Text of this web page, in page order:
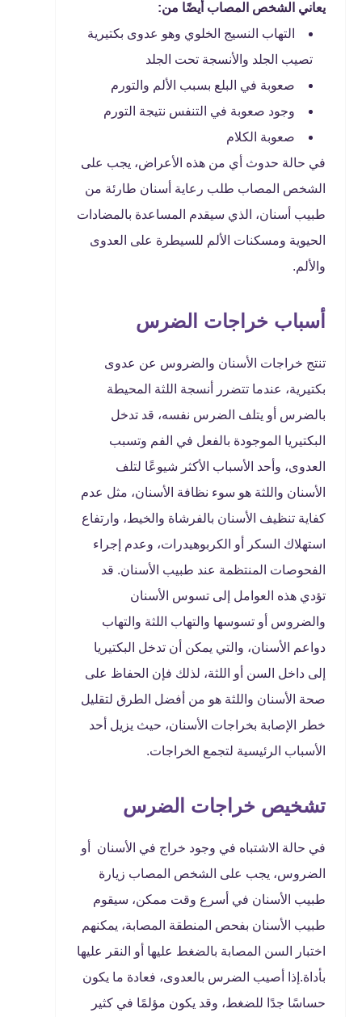
يعاني الشخص المصاب أيضًا من:
التهاب النسيج الخلوي وهو عدوى بكتيرية
تصيب الجلد والأنسجة تحت الجلد
صعوبة في البلع بسبب الألم والتورم
وجود صعوبة في التنفس نتيجة التورم
صعوبة الكلام
في حالة حدوث أي من هذه الأعراض، يجب على
الشخص المصاب طلب رعاية أسنان طارئة من
طبيب أسنان، الذي سيقدم المساعدة بالمضادات
الحيوية ومسكنات الألم للسيطرة على العدوى
والألم.
أسباب خراجات الضرس
تنتج خراجات الأسنان والضروس عن عدوى
بكتيرية، عندما تتضرر أنسجة اللثة المحيطة
بالضرس أو يتلف الضرس نفسه، قد تدخل
البكتيريا الموجودة بالفعل في الفم وتسبب
العدوى، وأحد الأسباب الأكثر شيوعًا لتلف
الأسنان واللثة هو سوء نظافة الأسنان، مثل عدم
كفاية تنظيف الأسنان بالفرشاة والخيط، وارتفاع
استهلاك السكر أو الكربوهيدرات، وعدم إجراء
الفحوصات المنتظمة عند طبيب الأسنان. قد
تؤدي هذه العوامل إلى تسوس الأسنان
والضروس أو تسوسها والتهاب اللثة والتهاب
دواعم الأسنان، والتي يمكن أن تدخل البكتيريا
إلى داخل السن أو اللثة، لذلك فإن الحفاظ على
صحة الأسنان واللثة هو من أفضل الطرق لتقليل
خطر الإصابة بخراجات الأسنان، حيث يزيل أحد
الأسباب الرئيسية لتجمع الخراجات.
تشخيص خراجات الضرس
في حالة الاشتباه في وجود خراج في الأسنان أو
الضروس، يجب على الشخص المصاب زيارة
طبيب الأسنان في أسرع وقت ممكن، سيقوم
طبيب الأسنان بفحص المنطقة المصابة، يمكنهم
اختبار السن المصابة بالضغط عليها أو النقر عليها
بأداة.إذا أصيب الضرس بالعدوى، فعادة ما يكون
حساسًا جدًا للضغط، وقد يكون مؤلمًا في كثير